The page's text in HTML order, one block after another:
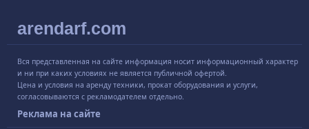
arendarf.com
Вся представленная на сайте информация носит информационный характер
и ни при каких условиях не является публичной офертой.
Цена и условия на аренду техники, прокат оборудования и услуги,
согласовываются с рекламодателем отдельно.
Реклама на сайте